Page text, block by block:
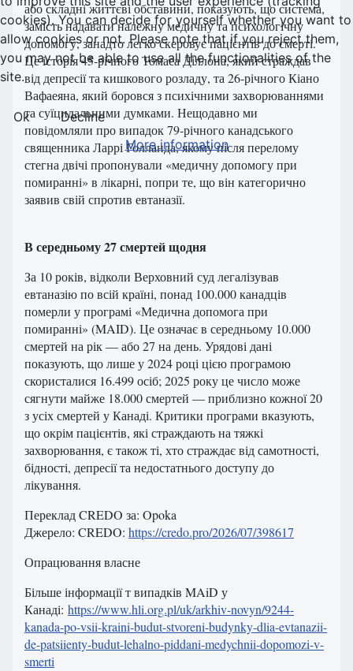
або складні життєві обставини, показують, що система,
замість надавати належну медичну та психологічну
допомогу, занадто легко скеровує пацієнтів до смерті.
Це історія 45‑річного Томаса Діллона, який страждав
від депресії та кишкового розладу, та 26‑річного Кіано
Вафаеяна, який боровся з психічними захворюваннями
та суїцидальними думками. Нещодавно ми
повідомляли про випадок 79‑річного канадського
священника Ларрі Голланда, якому після перелому
стегна двічі пропонували «медичну допомогу при
помиранні» в лікарні, попри те, що він категорично
заявив свій спротив евтаназії.
В середньому 27 смертей щодня
За 10 років, відколи Верховний суд легалізував
евтаназію по всій країні, понад 100.000 канадців
померли у програмі «Медична допомога при
помиранні» (MAID). Це означає в середньому 10.000
смертей на рік — або 27 на день. Урядові дані
показують, що лише у 2024 році цією програмою
скористалися 16.499 осіб; 2025 року це число може
сягнути майже 18.000 смертей — приблизно кожної 20
з усіх смертей у Канаді. Критики програми вказують,
що окрім пацієнтів, які страждають на тяжкі
захворювання, є також ті, хто страждає від самотності,
бідності, депресії та недостатнього доступу до
лікування.
Переклад CREDO за: Opoka
Джерело: CREDO: https://credo.pro/2026/07/398617
Опрацювання власне
Більше інформації т випадків MAiD у
Канаді: https://www.hli.org.pl/uk/arkhiv-novyn/9244-
kanada-po-vsii-kraini-budut-stvoreni-budynky-dlia-evtanazii-
de-patsiienty-budut-lehalno-piddani-medychnii-dopomozi-v-
smerti
cookies). You can decide for yourself whether you want to
allow cookies or not. Please note that if you reject them,
you may not be able to use all the functionalities of the
site.
Ok
Decline
More information